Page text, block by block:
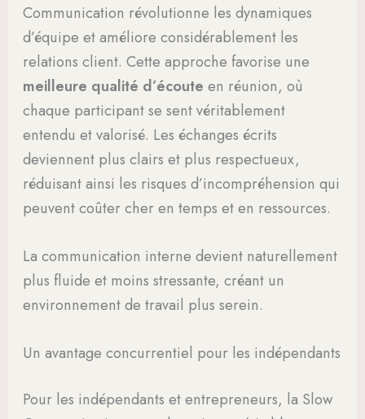
Communication révolutionne les dynamiques
d’équipe et améliore considérablement les
relations client. Cette approche favorise une
meilleure qualité d’écoute en réunion, où
chaque participant se sent véritablement
entendu et valorisé. Les échanges écrits
deviennent plus clairs et plus respectueux,
réduisant ainsi les risques d’incompréhension qui
peuvent coûter cher en temps et en ressources.
La communication interne devient naturellement
plus fluide et moins stressante, créant un
environnement de travail plus serein.
Un avantage concurrentiel pour les indépendants
Pour les indépendants et entrepreneurs, la Slow